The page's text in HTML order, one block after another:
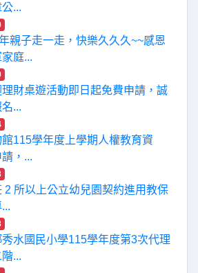
...
親子走一走，快樂久久久~~感恩
庭...
財桌遊活動即日起免費申請，誠
...
館115學年度上學期人權教育資
，...
2 所以上公立幼兒園契約進用教保
水國民小學115學年度第3次代理
...